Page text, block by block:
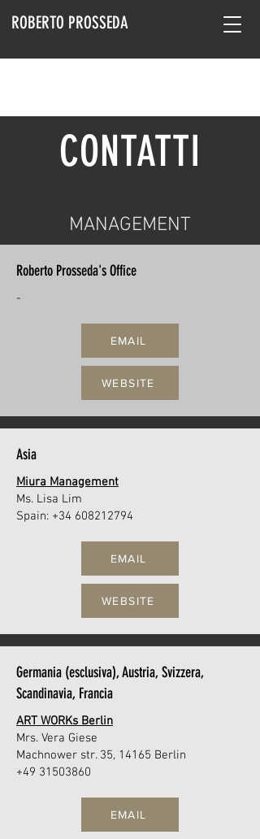
ROBERTO PROSSEDA
CONTATTI
MANAGEMENT
Roberto Prosseda's Office
-
EMAIL
WEBSITE
Asia
Miura Management
Ms. Lisa Lim
Spain: +34 608212794
EMAIL
WEBSITE
Germania (esclusiva), Austria, Svizzera,
Scandinavia, Francia
ART WORKs Berlin
Mrs. Vera Giese
Machnower str. 35, 14165 Berlin
+49 31503860
EMAIL